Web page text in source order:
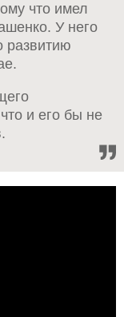
что имел
У него
развитию
и его бы не